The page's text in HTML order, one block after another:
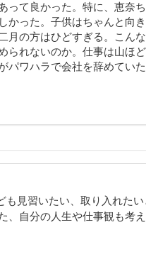
って良かった。特に、恵奈
かった。子供はちゃんと向き
月の方はひどすぎる。こん
られないのか。仕事は山ほど
パワハラで会社を辞めてい
見習いたい、取り入れたい
、自分の人生や仕事観も考